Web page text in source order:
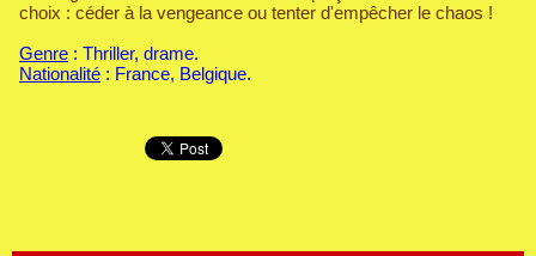
choix : céder à la vengeance ou tenter d'empêcher le chaos !
Genre : Thriller, drame.
Nationalité : France, Belgique.